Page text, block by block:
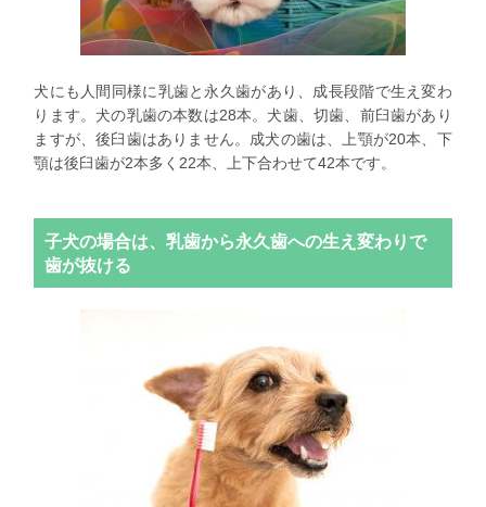
犬にも人間同様に乳歯と永久歯があり、成長段階で生え変わ
ります。犬の乳歯の本数は28本。犬歯、切歯、前臼歯があり
ますが、後臼歯はありません。成犬の歯は、上顎が20本、下
顎は後臼歯が2本多く22本、上下合わせて42本です。
子犬の場合は、乳歯から永久歯への生え変わりで
歯が抜ける